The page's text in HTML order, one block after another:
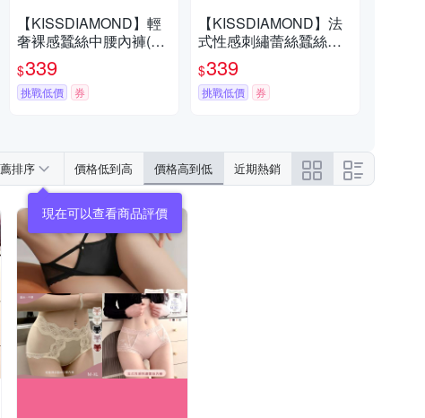
【KISSDIAMOND】輕
奢裸感蠶絲中腰內褲(蕾
絲內褲/緞面/M-XL/KDW
-753)
$339
挑戰低價 券
【KISSDIAMOND】法
式性感刺繡蕾絲蠶絲中
腰內褲(蕾絲內褲/緞面/
網紗/M-XL/KDW-3702)
$339
挑戰低價 券
排序 價格低到高 價格高到低 近期熱銷
現在可以查看商品評價